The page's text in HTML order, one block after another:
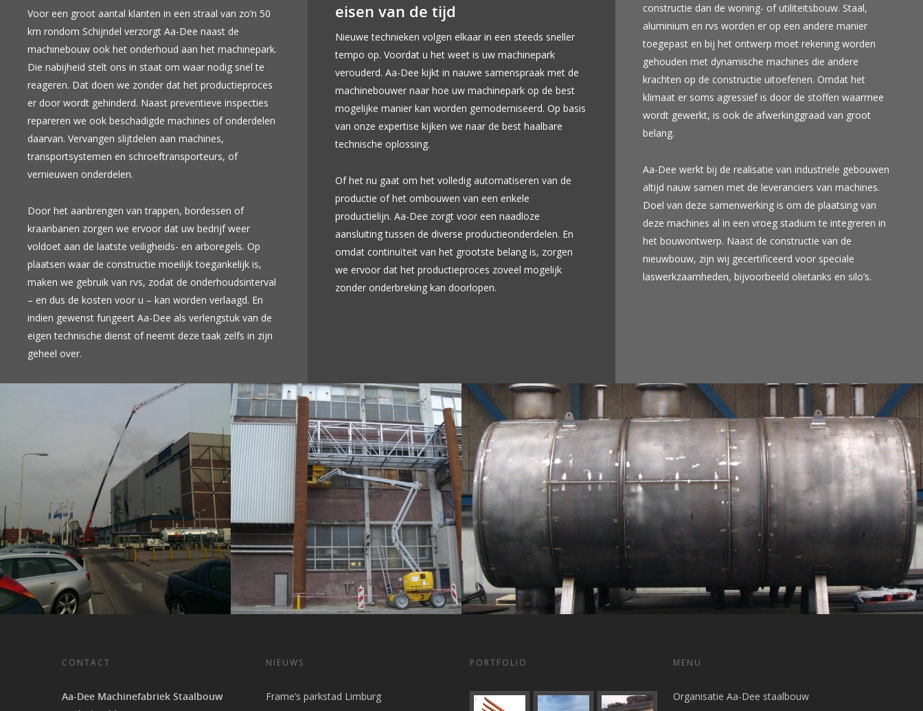
Voor een groot aantal klanten in een straal van zo’n 50
km rondom Schijndel verzorgt Aa-Dee naast de
machinebouw ook het onderhoud aan het machinepark.
Die nabijheid stelt ons in staat om waar nodig snel te
reageren. Dat doen we zonder dat het productieproces
er door wordt gehinderd. Naast preventieve inspecties
repareren we ook beschadigde machines of onderdelen
daarvan. Vervangen slijtdelen aan machines,
transportsystemen en schroeftransporteurs, of
vernieuwen onderdelen.
Door het aanbrengen van trappen, bordessen of
kraanbanen zorgen we ervoor dat uw bedrijf weer
voldoet aan de laatste veiligheids- en arboregels. Op
plaatsen waar de constructie moeilijk toegankelijk is,
maken we gebruik van rvs, zodat de onderhoudsinterval
– en dus de kosten voor u – kan worden verlaagd. En
indien gewenst fungeert Aa-Dee als verlengstuk van de
eigen technische dienst of neemt deze taak zelfs in zijn
geheel over.
eisen van de tijd
Nieuwe technieken volgen elkaar in een steeds sneller
tempo op. Voordat u het weet is uw machinepark
verouderd. Aa-Dee kijkt in nauwe samenspraak met de
machinebouwer naar hoe uw machinepark op de best
mogelijke manier kan worden gemoderniseerd. Op basis
van onze expertise kijken we naar de best haalbare
technische oplossing.
Of het nu gaat om het volledig automatiseren van de
productie of het ombouwen van een enkele
productielijn. Aa-Dee zorgt voor een naadloze
aansluiting tussen de diverse productieonderdelen. En
omdat continuïteit van het grootste belang is, zorgen
we ervoor dat het productieproces zoveel mogelijk
zonder onderbreking kan doorlopen.
constructie dan de woning- of utiliteitsbouw. Staal,
aluminium en rvs worden er op een andere manier
toegepast en bij het ontwerp moet rekening worden
gehouden met dynamische machines die andere
krachten op de constructie uitoefenen. Omdat het
klimaat er soms agressief is door de stoffen waarmee
wordt gewerkt, is ook de afwerkinggraad van groot
belang.
Aa-Dee werkt bij de realisatie van industriële gebouwen
altijd nauw samen met de leveranciers van machines.
Doel van deze samenwerking is om de plaatsing van
deze machines al in een vroeg stadium te integreren in
het bouwontwerp. Naast de constructie van de
nieuwbouw, zijn wij gecertificeerd voor speciale
laswerkzaamheden, bijvoorbeeld olietanks en silo’s.
CONTACT
Aa-Dee Machinefabriek Staalbouw
NIEUWS
Frame’s parkstad Limburg
PORTFOLIO MENU
Organisatie Aa-Dee staalbouw